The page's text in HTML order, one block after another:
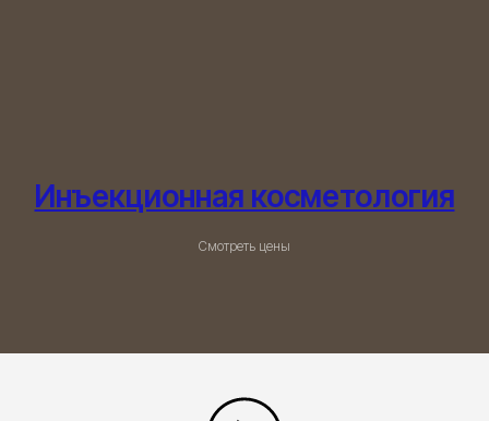
Инъекционная косметология
Смотреть цены